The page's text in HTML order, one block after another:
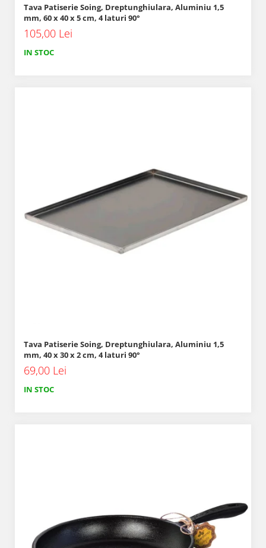
Tava Patiserie Soing, Dreptunghiulara, Aluminiu 1,5
mm, 60 x 40 x 5 cm, 4 laturi 90°
105,00 Lei
IN STOC
Tava Patiserie Soing, Dreptunghiulara, Aluminiu 1,5
mm, 40 x 30 x 2 cm, 4 laturi 90°
69,00 Lei
IN STOC